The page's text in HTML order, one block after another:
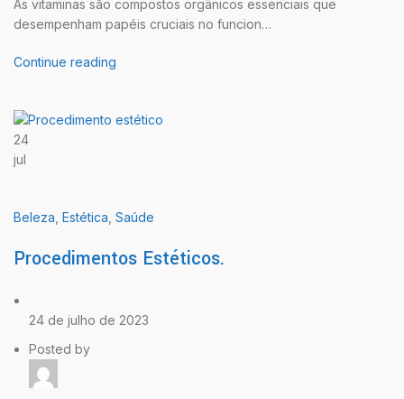
As vitaminas são compostos orgânicos essenciais que
desempenham papéis cruciais no funcion…
Continue reading
24
jul
Beleza Estética Saúde
Procedimentos Estéticos.
24 de julho de 2023
Posted by